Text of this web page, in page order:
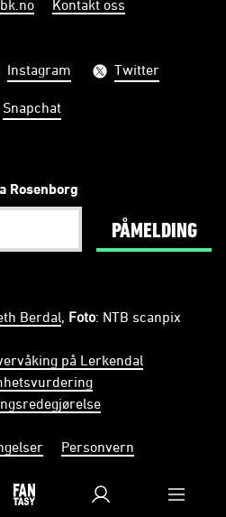
Kontakt oss
Instagram Twitter
Snapchat
Rosenborg
PÅMELDING
Berdal, Foto: NTB scanpix
på Lerkendal
Personvern